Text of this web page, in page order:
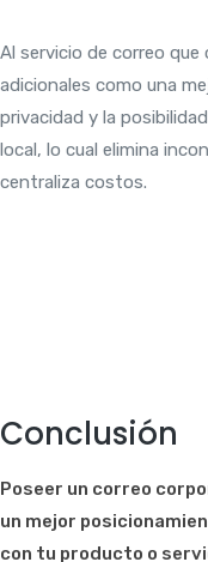
Al servicio de correo que
adicionales como una
privacidad y la
local, lo cual elimina
centraliza costos.
Conclusión
Poseer un correo
un mejor
con tu producto o